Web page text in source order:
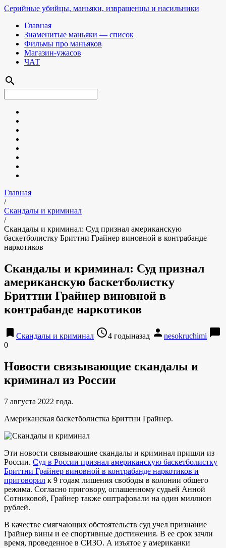
Серийные убийцы, маньяки, извращенцы и насильники
Главная
Знаменитые маньяки — список
Фильмы про маньяков
Магазин-ужасов
ЧАТ
search
Главная
/
Скандалы и криминал
/
Скандалы и криминал: Суд признал американскую
баскетболистку Бриттни Грайнер виновной в контрабанде
наркотиков
Скандалы и криминал: Суд признал
американскую баскетболистку
Бриттни Грайнер виновной в
контрабанде наркотиков
bookmark Скандалы и криминал access_time4 годыназад person nesokruchimi chat_bubble
0
Новости связывающие скандалы и
криминал из России
7 августа 2022 года.
Американская баскетболистка Бриттни Грайнер.
Эти новости связывающие скандалы и криминал пришли из
России. Суд в России признал американскую баскетболистку
Бриттни Грайнер виновной в контрабанде наркотиков и
приговорил к 9 годам лишения свободы в колонии общего
режима. Согласно приговору, оглашенному судьей Анной
Сотниковой, Грайнер также оштрафовали на один миллион
рублей.
В качестве смягчающих обстоятельств суд учел признание
Грайнер вины и ее спортивные достижения. В ее срок зачли
время, проведенное в СИЗО. А изъятое у американки